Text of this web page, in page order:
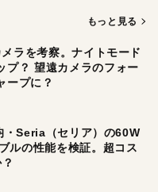
もっと見る
ラを考察。ナイトモード
プ？ 望遠カメラのフォー
ープに？
・Seria（セリア）の60W
ルの性能を検証。超コス